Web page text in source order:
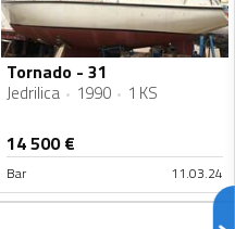
Tornado - 31
Jedrilica 1990 1 KS
14 500€
Bar 11.03.24